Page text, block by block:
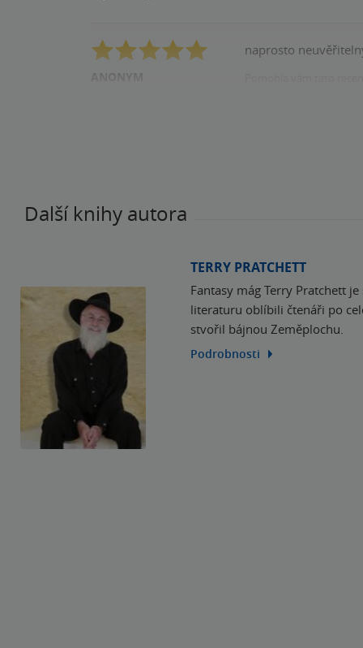
naprosto
Další knihy autora
TERRY PRATCHETT
Fantasy mág Terry Pratchett
literaturu oblíbili čtenáři po
stvořil bájnou Zeměplochu.
Podrobnosti